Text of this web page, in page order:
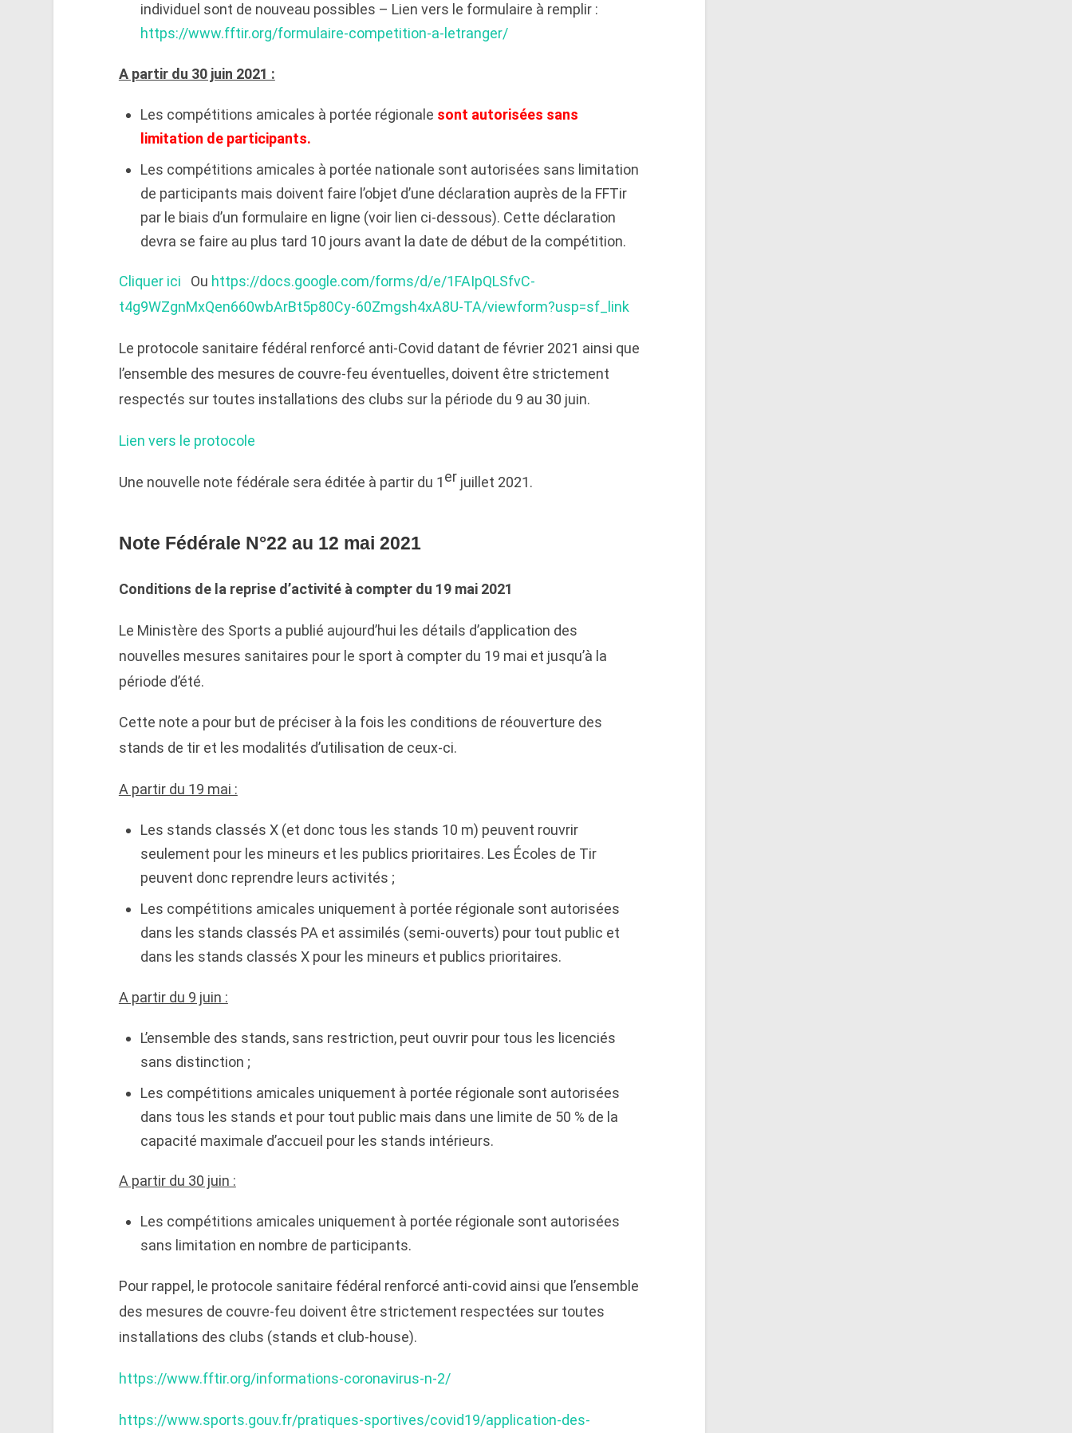
individuel sont de nouveau possibles – Lien vers le formulaire à remplir :
https://www.fftir.org/formulaire-competition-a-letranger/
A partir du 30 juin 2021 :
Les compétitions amicales à portée régionale sont autorisées sans
limitation de participants.
Les compétitions amicales à portée nationale sont autorisées sans limitation
de participants mais doivent faire l’objet d’une déclaration auprès de la FFTir
par le biais d’un formulaire en ligne (voir lien ci-dessous). Cette déclaration
devra se faire au plus tard 10 jours avant la date de début de la compétition.
Cliquer ici Ou https://docs.google.com/forms/d/e/1FAIpQLSfvC-
t4g9WZgnMxQen660wbArBt5p80Cy-60Zmgsh4xA8U-TA/viewform?usp=sf_link
Le protocole sanitaire fédéral renforcé anti-Covid datant de février 2021 ainsi que
l’ensemble des mesures de couvre-feu éventuelles, doivent être strictement
respectés sur toutes installations des clubs sur la période du 9 au 30 juin.
Lien vers le protocole
Une nouvelle note fédérale sera éditée à partir du 1er juillet 2021.
Note Fédérale N°22 au 12 mai 2021
Conditions de la reprise d’activité à compter du 19 mai 2021
Le Ministère des Sports a publié aujourd’hui les détails d’application des
nouvelles mesures sanitaires pour le sport à compter du 19 mai et jusqu’à la
période d’été.
Cette note a pour but de préciser à la fois les conditions de réouverture des
stands de tir et les modalités d’utilisation de ceux-ci.
A partir du 19 mai :
Les stands classés X (et donc tous les stands 10 m) peuvent rouvrir
seulement pour les mineurs et les publics prioritaires. Les Écoles de Tir
peuvent donc reprendre leurs activités ;
Les compétitions amicales uniquement à portée régionale sont autorisées
dans les stands classés PA et assimilés (semi-ouverts) pour tout public et
dans les stands classés X pour les mineurs et publics prioritaires.
A partir du 9 juin :
L’ensemble des stands, sans restriction, peut ouvrir pour tous les licenciés
sans distinction ;
Les compétitions amicales uniquement à portée régionale sont autorisées
dans tous les stands et pour tout public mais dans une limite de 50 % de la
capacité maximale d’accueil pour les stands intérieurs.
A partir du 30 juin :
Les compétitions amicales uniquement à portée régionale sont autorisées
sans limitation en nombre de participants.
Pour rappel, le protocole sanitaire fédéral renforcé anti-covid ainsi que l’ensemble
des mesures de couvre-feu doivent être strictement respectées sur toutes
installations des clubs (stands et club-house).
https://www.fftir.org/informations-coronavirus-n-2/
https://www.sports.gouv.fr/pratiques-sportives/covid19/application-des-